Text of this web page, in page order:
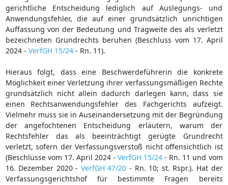
gerichtliche Entscheidung lediglich auf Auslegungs- und
Anwendungsfehler, die auf einer grundsätzlich unrichtigen
Auffassung von der Bedeutung und Tragweite des als verletzt
bezeichneten Grundrechts beruhen (Beschluss vom 17. April
2024 - VerfGH 15/24- Rn. 11).
Hieraus folgt, dass eine Beschwerdeführerin die konkrete
Möglichkeit einer Verletzung ihrer verfassungsmäßigen Rechte
grundsätzlich nicht allein dadurch darlegen kann, dass sie
einen Rechtsanwendungsfehler des Fachgerichts aufzeigt.
Vielmehr muss sie in Auseinandersetzung mit der Begründung
der angefochtenen Entscheidung erläutern, warum der
Rechtsfehler das als beeinträchtigt gerügte Grundrecht
verletzt, sofern der Verfassungsverstoß nicht offensichtlich ist
(Beschlüsse vom 17. April 2024 - VerfGH 15/24 - Rn. 11 und vom
16. Dezember 2020 - VerfGH 47/20 - Rn. 10; st. Rspr.). Hat der
Verfassungsgerichtshof für bestimmte Fragen bereits